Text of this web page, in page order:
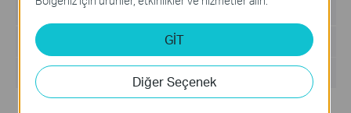
Çoklu Dil
Dosya Boyutu:
İşletim Sistemi: Windows 7/10/11/Server 2008 64bits
GİT
Diğer Seçenek